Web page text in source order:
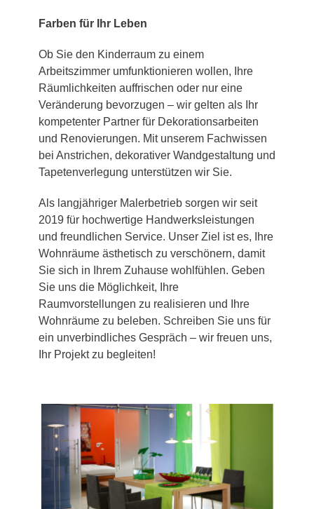
Farben für Ihr Leben
Ob Sie den Kinderraum zu einem
Arbeitszimmer umfunktionieren wollen, Ihre
Räumlichkeiten auffrischen oder nur eine
Veränderung bevorzugen – wir gelten als Ihr
kompetenter Partner für Dekorationsarbeiten
und Renovierungen. Mit unserem Fachwissen
bei Anstrichen, dekorativer Wandgestaltung und
Tapetenverlegung unterstützen wir Sie.
Als langjähriger Malerbetrieb sorgen wir seit
2019 für hochwertige Handwerksleistungen
und freundlichen Service. Unser Ziel ist es, Ihre
Wohnräume ästhetisch zu verschönern, damit
Sie sich in Ihrem Zuhause wohlfühlen. Geben
Sie uns die Möglichkeit, Ihre
Raumvorstellungen zu realisieren und Ihre
Wohnräume zu beleben. Schreiben Sie uns für
ein unverbindliches Gespräch – wir freuen uns,
Ihr Projekt zu begleiten!